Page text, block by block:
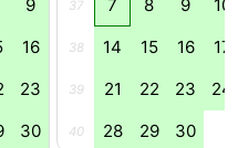
9
16
23
30
37 7 8 9 10
38 14 15 16 17
39 21 22 23 24
40 28 29 30